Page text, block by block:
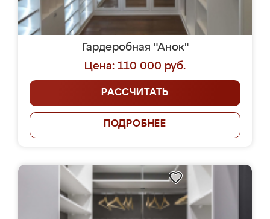
Гардеробная "Анок"
Цена: 110 000 руб.
РАССЧИТАТЬ
ПОДРОБНЕЕ